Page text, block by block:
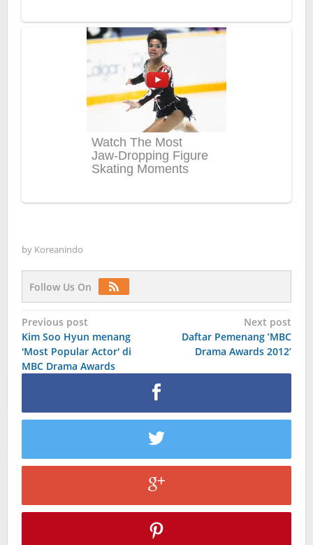
by Koreanindo
Follow Us On
Post
navigation
Previous post
Kim Soo Hyun menang
'Most Popular Actor' di
MBC Drama Awards
Next post
Daftar Pemenang ’MBC
Drama Awards 2012’